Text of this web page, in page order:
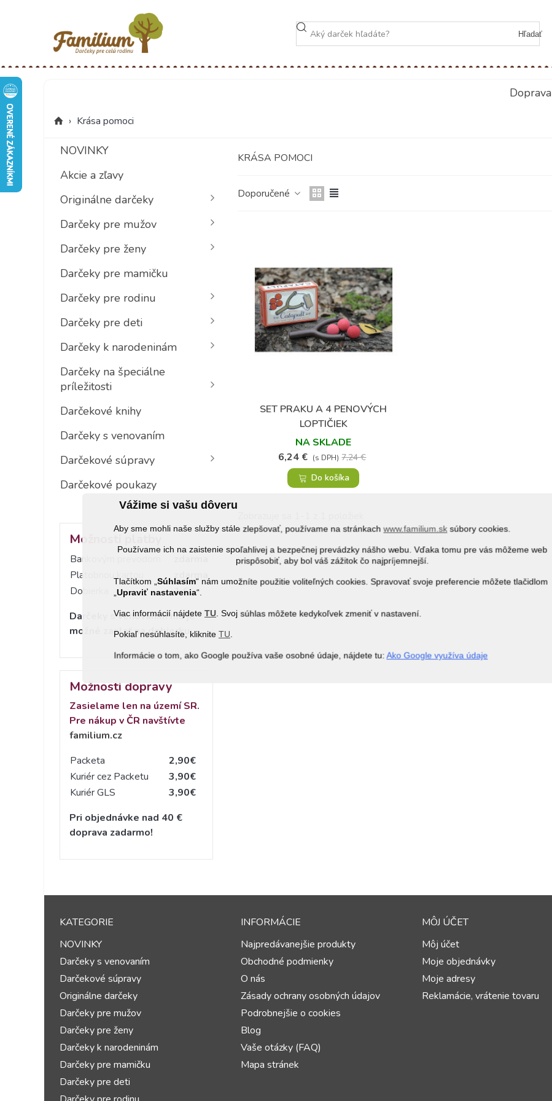
Vážime si vašu dôveru
Aby sme mohli naše služby stále zlepšovať, používame na stránkachwww.familium.sk súbory cookies.
Používame ich na zaistenie spoľahlivej a bezpečnej prevádzky nášho webu. Vďaka tomu pre vás môžeme web
prispôsobiť, aby bol váš zážitok čo najpríjemnejší.
Tlačítkom „Súhlasím“ nám umožníte použitie voliteľných cookies. Spravovať svoje preferencie môžete tlačidlom
„Upraviť nastavenia“.
Viac informácií nájdete TU . Svoj súhlas môžete kedykoľvek zmeniť v nastavení.
Pokiaľ nesúhlasíte, klikniteTU
Informácie o tom, ako Google používa vaše osobné údaje, nájdete tu: Ako Google využíva údaje
Hľadať
Doprava
› Krása pomoci
NOVINKY
Akcie a zľavy
Originálne darčeky
Darčeky pre mužov
Darčeky pre ženy
Darčeky pre mamičku
Darčeky pre rodinu
Darčeky pre deti
Darčeky k narodeninám
Darčeky na špeciálne
príležitosti
Darčekové knihy
Darčeky s venovaním
Darčekové súpravy
Darčekové poukazy
Možnosti platby
Bankovým prevodom
Platobnou kartou
zdarma
Dobierka
1 €
Darčeky s venovaním nie je
možné zaslať na dobierku.
Možnosti dopravy
Zasielame len na území SR.
Pre nákup v ČR navštívte
familium.cz
Packeta
2,90€
Kuriér cez Packetu
3,90€
Kuriér GLS
3,90€
Pri objednávke nad 40 €
doprava zadarmo!
KRÁSA POMOCI
Doporučené
Obľúbené
SET PRAKU A 4 PENOVÝCH
LOPTIČIEK
NA SKLADE
6,24 € (s DPH) 7,24 €
Do košíka
KATEGORIE
NOVINKY
Darčeky s venovaním
Darčekové súpravy
Originálne darčeky
Darčeky pre mužov
Darčeky pre ženy
Darčeky k narodeninám
Darčeky pre mamičku
Darčeky pre deti
INFORMÁCIE
Najpredávanejšie produkty
Obchodné podmienky
O nás
Zásady ochrany osobných údajov
Podrobnejšie o cookies
Blog
Vaše otázky (FAQ)
Mapa stránek
MÔJ ÚČET
Môj účet
Moje objednávky
Moje adresy
Reklamácie, vrátenie tovaru